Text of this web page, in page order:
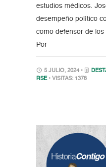
estudios médicos.
desempeño político
como defensor de los
Por
5 JULIO, 2024 •
RSE • VISITAS: 1378